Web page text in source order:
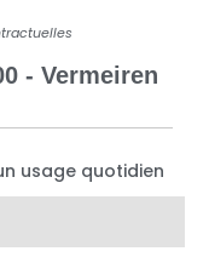
- Vermeiren
usage quotidien